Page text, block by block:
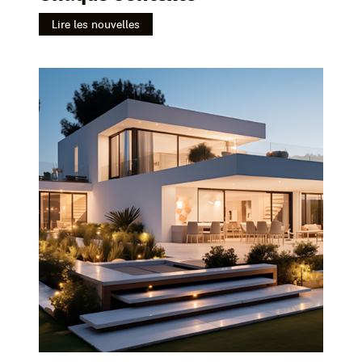
Lire les nouvelles